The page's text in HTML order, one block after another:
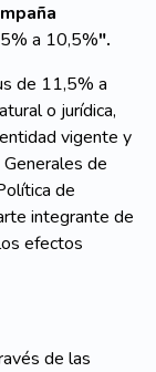
a 10,5%".
de 11,5% a
o jurídica,
vigente y
de
de
integrante de
efectos
de las